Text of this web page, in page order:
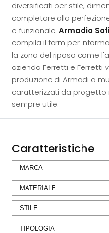
diversificati per stile,
completare alla
e funzionale. Armadio
compila il form per
la zona del riposo come
azienda Ferretti e Ferretti
produzione di Armadi a
caratterizzati da progetto
sempre utile.
Caratteristiche
MARCA
MATERIALE
STILE
TIPOLOGIA